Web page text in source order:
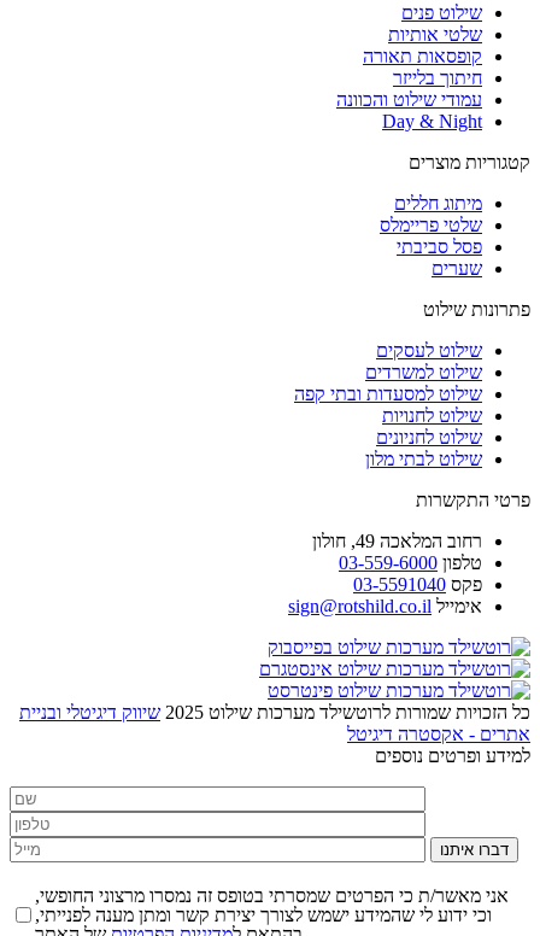
שילוט פנים
שלטי אותיות
קופסאות תאורה
חיתוך בלייזר
עמודי שילוט והכוונה
Day & Night
קטגוריות מוצרים
מיתוג חללים
שלטי פריימלס
פסל סביבתי
שערים
פתרונות שילוט
שילוט לעסקים
שילוט למשרדים
שילוט למסעדות ובתי קפה
שילוט לחנויות
שילוט לחניונים
שילוט לבתי מלון
פרטי התקשרות
רחוב המלאכה 49, חולון
טלפון 03-559-6000
פקס 03-5591040
אימייל sign@rotshild.co.il
כל הזכויות שמורות לרוטשילד מערכות שילוט 2025
שיווק דיגיטלי ובניית
אתרים - אקסטרה דיגיטל
למידע ופרטים נוספים
דברו איתנו
אני מאשר/ת כי הפרטים שמסרתי בטופס זה נמסרו מרצוני החופשי,
וכי ידוע לי שהמידע ישמש לצורך יצירת קשר ומתן מענה לפנייתי,